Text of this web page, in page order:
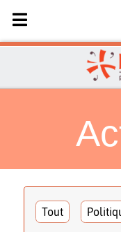
Sélectionnez votre
Tout